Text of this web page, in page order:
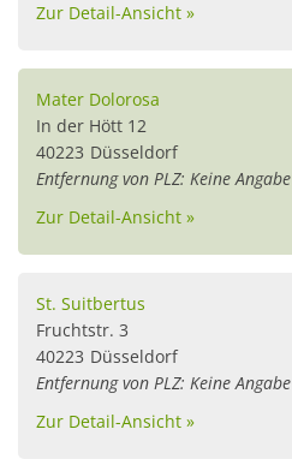
Zur Detail-Ansicht »
Mater Dolorosa
In der Hött 12
40223 Düsseldorf
Entfernung von PLZ: Keine Angabe
Zur Detail-Ansicht »
St. Suitbertus
Fruchtstr. 3
40223 Düsseldorf
Entfernung von PLZ: Keine Angabe
Zur Detail-Ansicht »